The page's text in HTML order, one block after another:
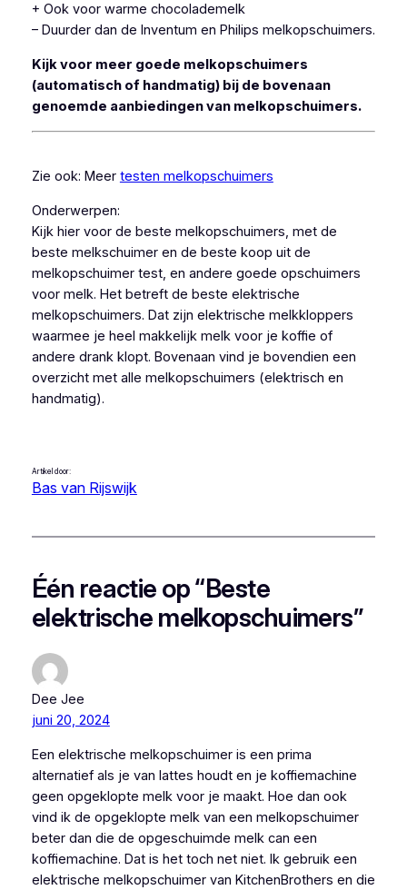
+ Ook voor warme chocolademelk
– Duurder dan de Inventum en Philips melkopschuimers.
Kijk voor meer goede melkopschuimers
(automatisch of handmatig) bij de bovenaan
genoemde aanbiedingen van melkopschuimers.
Zie ook: Meer testen melkopschuimers
Onderwerpen:
Kijk hier voor de beste melkopschuimers, met de
beste melkschuimer en de beste koop uit de
melkopschuimer test, en andere goede opschuimers
voor melk. Het betreft de beste elektrische
melkopschuimers. Dat zijn elektrische melkkloppers
waarmee je heel makkelijk melk voor je koffie of
andere drank klopt. Bovenaan vind je bovendien een
overzicht met alle melkopschuimers (elektrisch en
handmatig).
Artikel door:
Bas van Rijswijk
Één reactie op “Beste
elektrische melkopschuimers”
Dee Jee
juni 20, 2024
Een elektrische melkopschuimer is een prima
alternatief als je van lattes houdt en je koffiemachine
geen opgeklopte melk voor je maakt. Hoe dan ook
vind ik de opgeklopte melk van een melkopschuimer
beter dan die de opgeschuimde melk can een
koffiemachine. Dat is het toch net niet. Ik gebruik een
elektrische melkopschuimer van KitchenBrothers en die